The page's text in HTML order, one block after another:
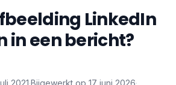
LinkedIn
in een bericht?
2021·Bijgewerkt op 17 juni 2026·